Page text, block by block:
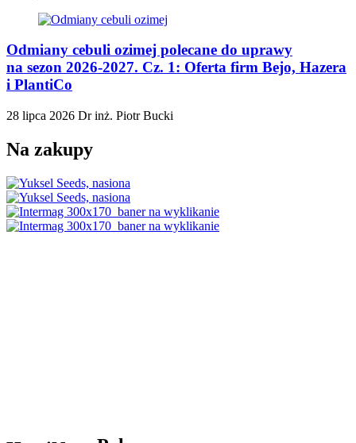
Odmiany cebuli ozimej polecane do uprawy
na sezon 2026-2027. Cz. 1: Oferta firm Bejo, Hazera
i PlantiCo
28 lipca 2026 Dr inż. Piotr Bucki
Na zakupy